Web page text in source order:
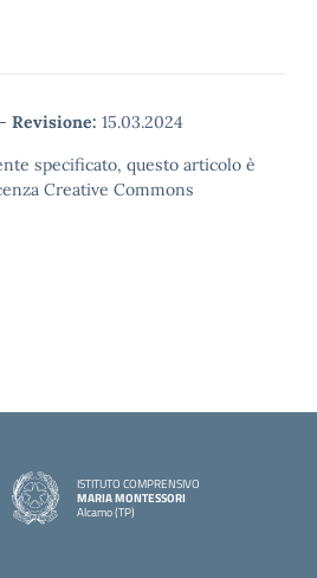
- Revisione: 15.03.2024
specificato, questo articolo è
Creative Commons
ISTITUTO COMPRENSIVO
MARIA MONTESSORI
Alcamo (TP)